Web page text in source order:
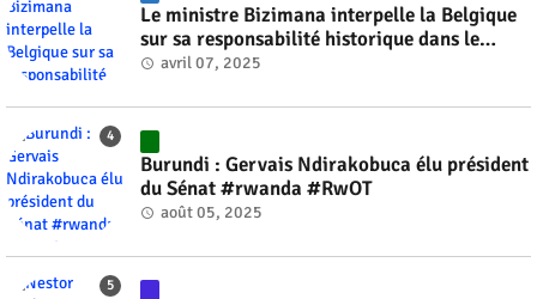
Le ministre Bizimana interpelle la Belgique
sur sa responsabilité historique dans le
génocide #rwanda #RwOT
avril 07, 2025
Burundi : Gervais Ndirakobuca élu président
du Sénat #rwanda #RwOT
août 05, 2025